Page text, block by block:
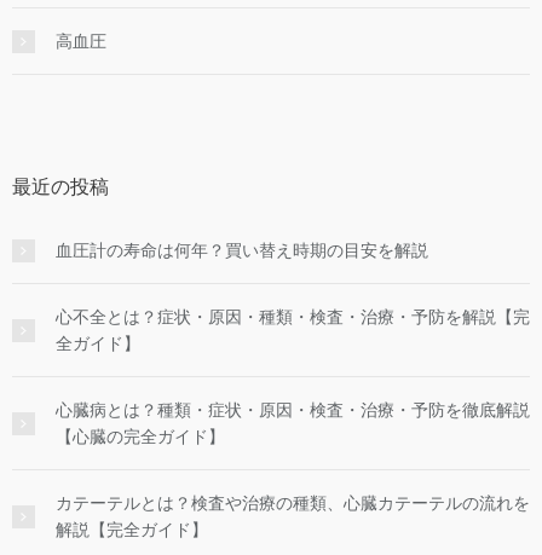
高血圧
最近の投稿
血圧計の寿命は何年？買い替え時期の目安を解説
心不全とは？症状・原因・種類・検査・治療・予防を解説【完
全ガイド】
心臓病とは？種類・症状・原因・検査・治療・予防を徹底解説
【心臓の完全ガイド】
カテーテルとは？検査や治療の種類、心臓カテーテルの流れを
解説【完全ガイド】